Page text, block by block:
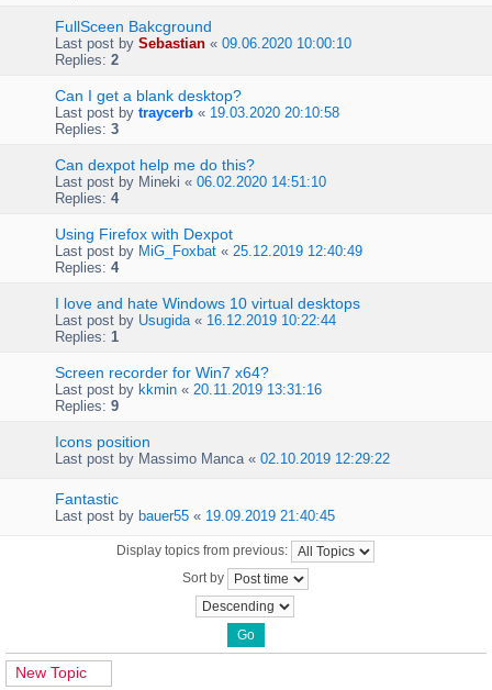
FullSceen Bakcground
Last post by Sebastian « 09.06.2020 10:00:10
Replies: 2
Can I get a blank desktop?
Last post by traycerb « 19.03.2020 20:10:58
Replies: 3
Can dexpot help me do this?
Last post by Mineki « 06.02.2020 14:51:10
Replies: 4
Using Firefox with Dexpot
Last post by MiG_Foxbat « 25.12.2019 12:40:49
Replies: 4
I love and hate Windows 10 virtual desktops
Last post by Usugida« 16.12.2019 10:22:44
Replies: 1
Screen recorder for Win7 x64?
Last post by kkmin « 20.11.2019 13:31:16
Replies: 9
Icons position
Last post by Massimo Manca« 02.10.2019 12:29:22
Fantastic
Last post by bauer55 « 19.09.2019 21:40:45
Display topics from previous:
Sort by
New Topic